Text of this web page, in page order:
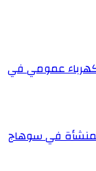
عمومي في
في سوهاج